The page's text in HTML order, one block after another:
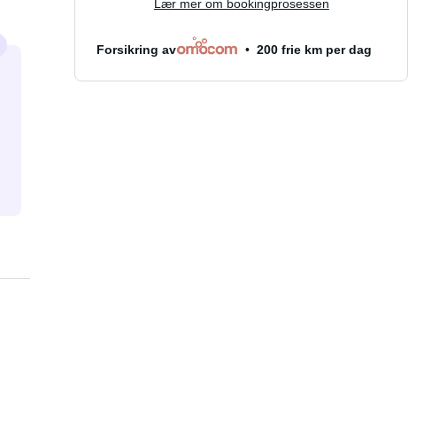
Lær mer om bookingprosessen
Forsikring av 200 frie km per dag